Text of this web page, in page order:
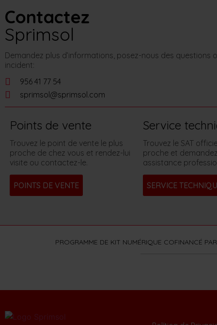
Contactez
Sprimsol
Demandez plus d’informations, posez-nous des questions
incident:
956 41 77 54
sprimsol@sprimsol.com
Points de vente
Trouvez le point de vente le plus
proche de chez vous et rendez-lui
visite ou contactez-le.
POINTS DE VENTE
Service
Trouvez le SAT
proche et
assistance
SERVICE
PROGRAMME DE KIT NUMÉRIQUE COFINANCÉ